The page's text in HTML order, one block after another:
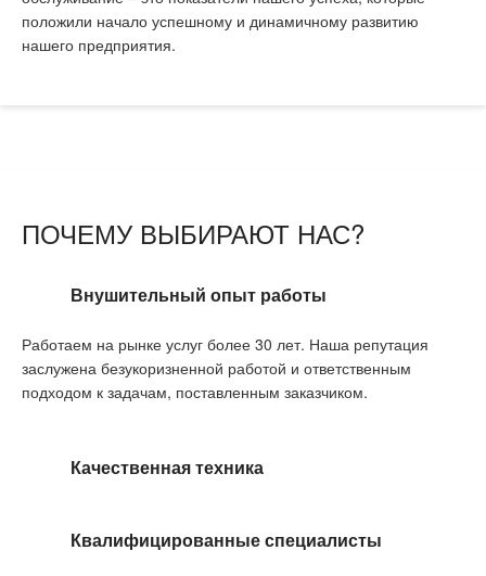
положили начало успешному и динамичному развитию
нашего предприятия.
ПОЧЕМУ ВЫБИРАЮТ НАС?
Внушительный опыт работы
Работаем на рынке услуг более 30 лет. Наша репутация
заслужена безукоризненной работой и ответственным
подходом к задачам, поставленным заказчиком.
Качественная техника
Квалифицированные специалисты